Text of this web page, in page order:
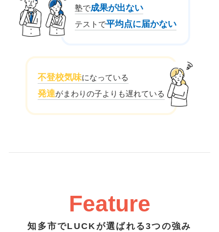
塾で成果が出ない
テストで平均点に届かない
不登校気味になっている
発達がまわりの子よりも遅れている
Feature
知多市でLUCKが選ばれる3つの強み